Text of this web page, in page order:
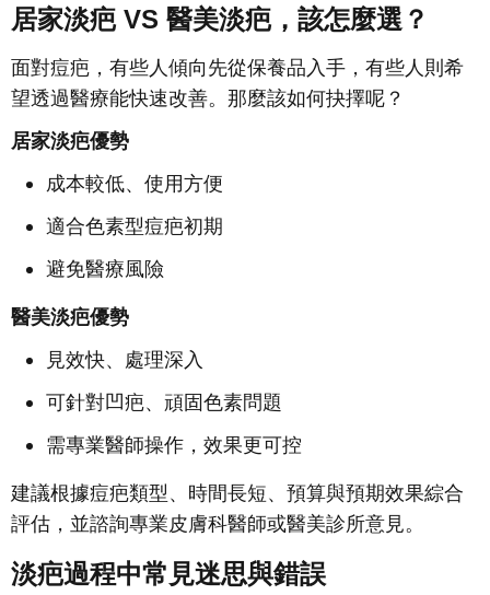
居家淡疤 VS 醫美淡疤，該怎麼選？
面對痘疤，有些人傾向先從保養品入手，有些人則希
望透過醫療能快速改善。那麼該如何抉擇呢？
居家淡疤優勢
成本較低、使用方便
適合色素型痘疤初期
避免醫療風險
醫美淡疤優勢
見效快、處理深入
可針對凹疤、頑固色素問題
需專業醫師操作，效果更可控
建議根據痘疤類型、時間長短、預算與預期效果綜合
評估，並諮詢專業皮膚科醫師或醫美診所意見。
淡疤過程中常見迷思與錯誤